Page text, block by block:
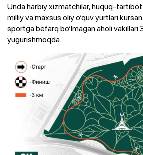
Unda harbiy xizmatchilar, huquq-
milliy va maxsus oliy o‘quv yurtlari
sportga befarq bo‘lmagan aholi vakillari
yugurishmoqda.